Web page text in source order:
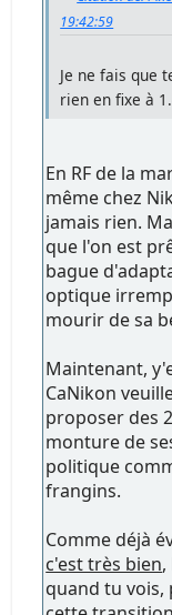
19:42:59
Je ne fais que
rien en fixe à
En RF de la
même chez
jamais rien.
que l'on est
bague
optique
mourir de sa
Maintenant,
CaNikon
proposer des
monture de
politique
frangins.
Comme déjà
c'est très bien
quand tu